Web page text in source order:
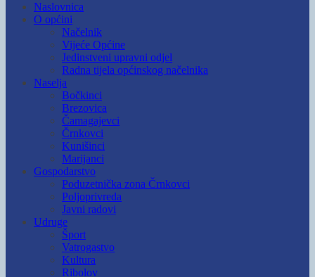
Naslovnica
O općini
Načelnik
Vijeće Općine
Jedinstveni upravni odjel
Radna tijela općinskog načelnika
Naselja
Bočkinci
Brezovica
Čamagajevci
Črnkovci
Kunišinci
Marijanci
Gospodarstvo
Poduzetnička zona Črnkovci
Poljoprivreda
Javni radovi
Udruge
Šport
Vatrogastvo
Kultura
Ribolov